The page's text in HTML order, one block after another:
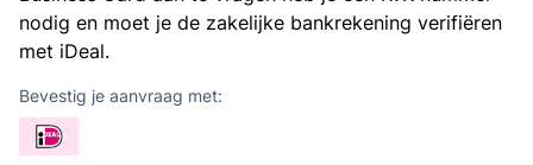
nodig en moet je de zakelijke bankrekening verifiëren
met iDeal.
Bevestig je aanvraag met: